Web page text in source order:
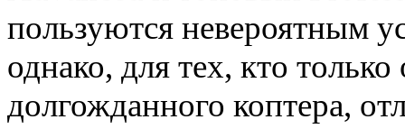
пользуются невероятным
однако, для тех, кто
долгожданного коптера,